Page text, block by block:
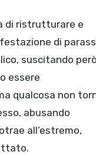
di ristrutturare e
di
suscitando però
essere
qualcosa non
abusando
all’estremo,